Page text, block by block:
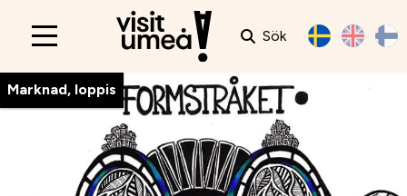
Main
Sök
Marknad, loppis